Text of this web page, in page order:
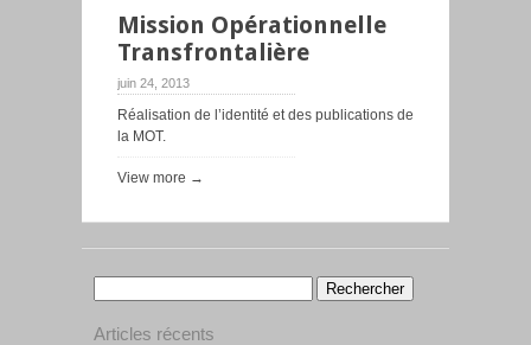
Mission Opérationnelle
Transfrontalière
juin 24, 2013
Réalisation de l’identité et des publications de
la MOT.
View more →
Articles récents